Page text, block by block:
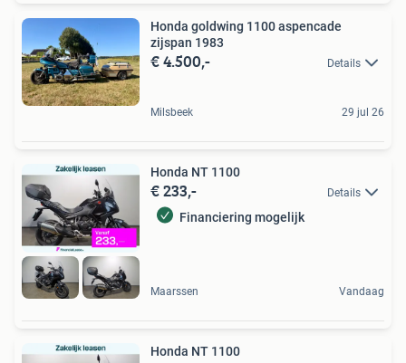
Honda goldwing 1100 aspencade
zijspan 1983
€ 4.500,- Details
Milsbeek 29 jul 26
Honda NT 1100
€ 233,- Details
Financiering mogelijk
Maarssen Vandaag
Honda NT 1100